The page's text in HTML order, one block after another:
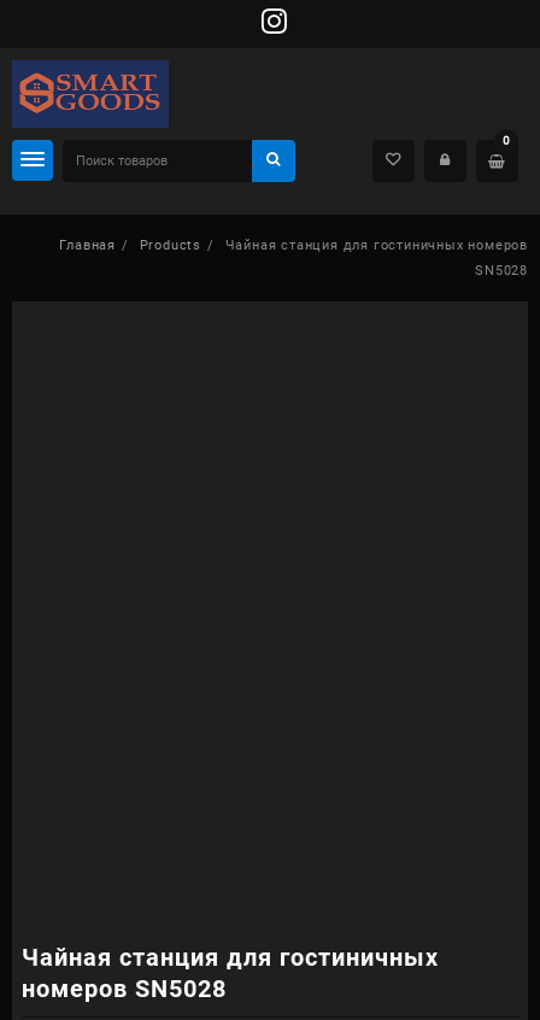
content
0
Главная Products
Чайная станция для гостиничных номеров
SN5028
Чайная станция для гостиничных
номеров SN5028